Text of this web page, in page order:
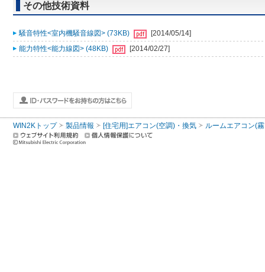
その他技術資料
騒音特性<室内機騒音線図> (73KB)
[2014/05/14]
能力特性<能力線図> (48KB)
[2014/02/27]
WIN2Kトップ 製品情報 [住宅用]エアコン(空調)・換気 ルームエアコン(